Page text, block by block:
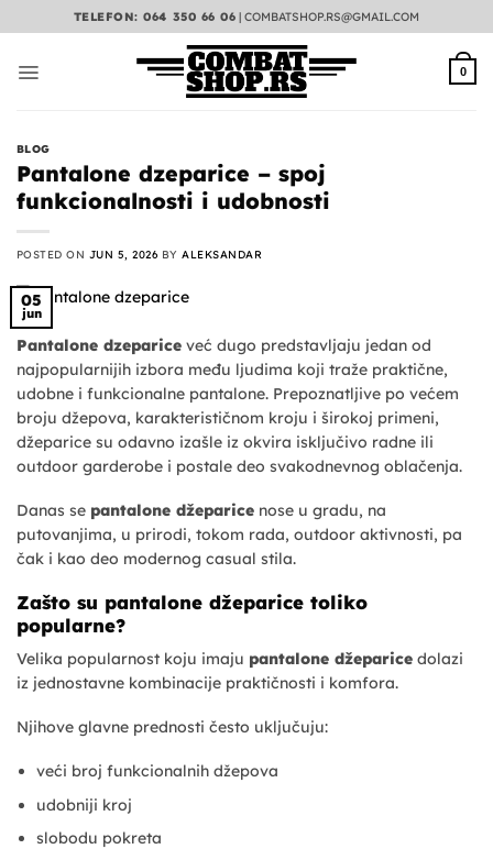
na
TELEFON: 064 350 66 06 |COMBATSHOP.RS@GMAIL.COM
0
BLOG
Pantalone dzeparice – spoj
funkcionalnosti i udobnosti
POSTED ON JUN 5, 2026 BYALEKSANDAR
05
jun
Pantalone dzeparice već dugo predstavljaju jedan od
najpopularnijih izbora među ljudima koji traže praktične,
udobne i funkcionalne pantalone. Prepoznatljive po većem
broju džepova, karakterističnom kroju i širokoj primeni,
džeparice su odavno izašle iz okvira isključivo radne ili
outdoor garderobe i postale deo svakodnevnog oblačenja.
Danas se pantalone džeparice nose u gradu, na
putovanjima, u prirodi, tokom rada, outdoor aktivnosti, pa
čak i kao deo modernog casual stila.
Zašto su pantalone džeparice toliko
popularne?
Velika popularnost koju imaju pantalone džeparice dolazi
iz jednostavne kombinacije praktičnosti i komfora.
Njihove glavne prednosti često uključuju:
veći broj funkcionalnih džepova
udobniji kroj
slobodu pokreta